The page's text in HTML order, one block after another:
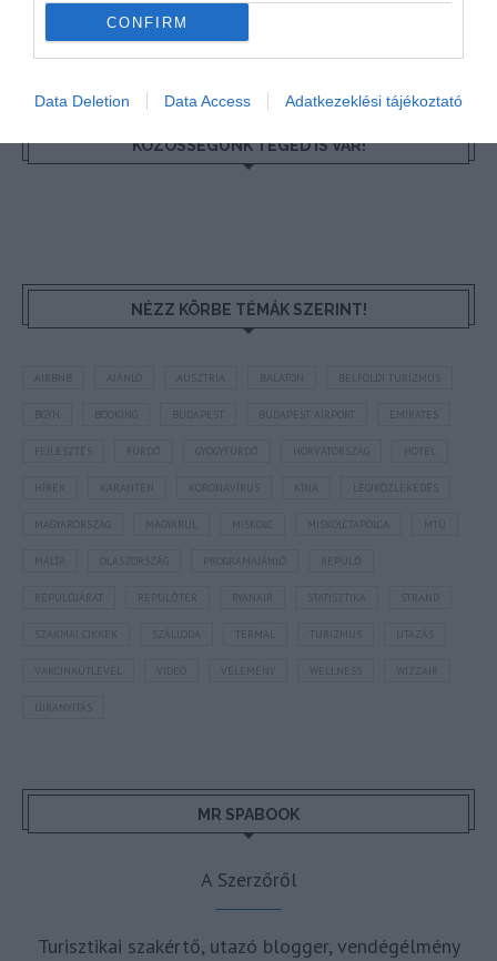
CONFIRM
Data Deletion Data Access Adatkezeklési tájékoztató
"Az ember, aki a tengert nézi, szerelemtől
sújtott gyerek." Jean-Michel Maulpoix
KÖZÖSSÉGÜNK TÉGED IS VÁR!
NÉZZ KÖRBE TÉMÁK SZERINT!
AUSZTRIA BALATON BELFÖLDI TURIZMUS
BUDAPEST BUDAPEST AIRPORT EMIRATES
FEJLESZTÉS HORVÁTORSZÁG HOTEL
KARANTÉN LÉGIKÖZLEKEDÉS
MAGYARORSZÁG MISKOLCTAPOLCA MTÜ
MÁLTA OLASZORSZÁG
REPÜLŐJÁRAT REPÜLŐTÉR STATISZTIKA STRAND
SZAKMAI CIKKEK SZÁLLODA TERMÁL TURIZMUS UTAZÁS
VAKCINAÚTLEVÉL WIZZAIR
ÚJRANYITÁS
MR SPABOOK
A Szerzőről
Turisztikai szakértő, utazó blogger, vendégélmény